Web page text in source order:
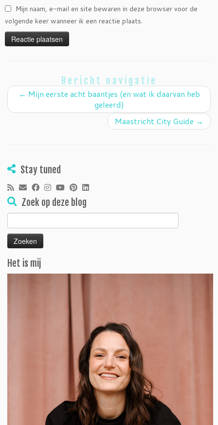
Mijn naam, e-mail en site bewaren in deze browser voor de
volgende keer wanneer ik een reactie plaats.
Bericht navigatie
← Mijn eerste acht baantjes (en wat ik daarvan heb
geleerd)
Maastricht City Guide →
Stay tuned
Zoek op deze blog
Zoeken
naar:
Het is mij